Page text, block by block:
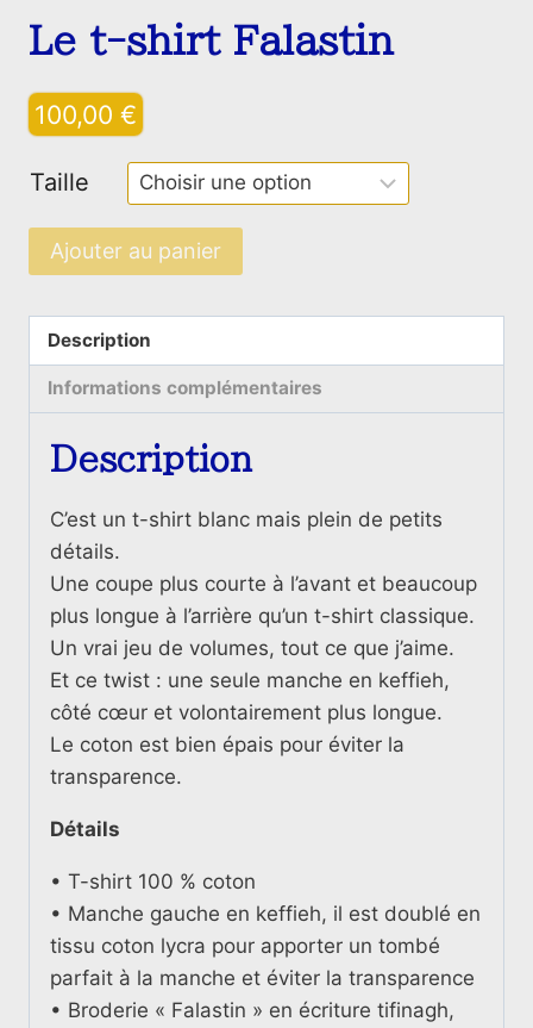
Le t-shirt Falastin
100,00 €
Taille
quantité
de
shirt
Ajouter au panier
Description
Informations complémentaires
Description
C’est un t-shirt blanc mais plein de petits
détails.
Une coupe plus courte à l’avant et beaucoup
plus longue à l’arrière qu’un t-shirt classique.
Un vrai jeu de volumes, tout ce que j’aime.
Et ce twist : une seule manche en keffieh,
côté cœur et volontairement plus longue.
Le coton est bien épais pour éviter la
transparence.
Détails
• T-shirt 100 % coton
• Manche gauche en keffieh, il est doublé en
tissu coton lycra pour apporter un tombé
parfait à la manche et éviter la transparence
• Broderie « Falastin » en écriture tifinagh,